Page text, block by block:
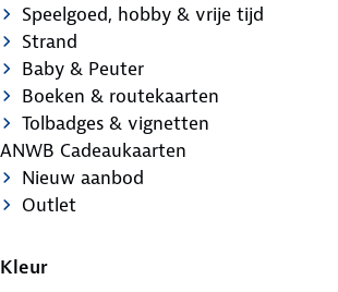
Speelgoed, hobby & vrije tijd
Strand
Baby & Peuter
Boeken & routekaarten
Tolbadges & vignetten
ANWB Cadeaukaarten
Nieuw aanbod
Outlet
Kleur